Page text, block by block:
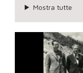
Mostra tutte